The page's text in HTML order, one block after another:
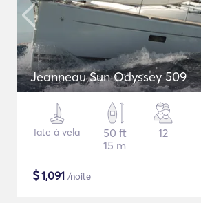
Jeanneau Sun Odyssey 509
Iate à vela
50 ft
15 m
12
$1,091 /noite